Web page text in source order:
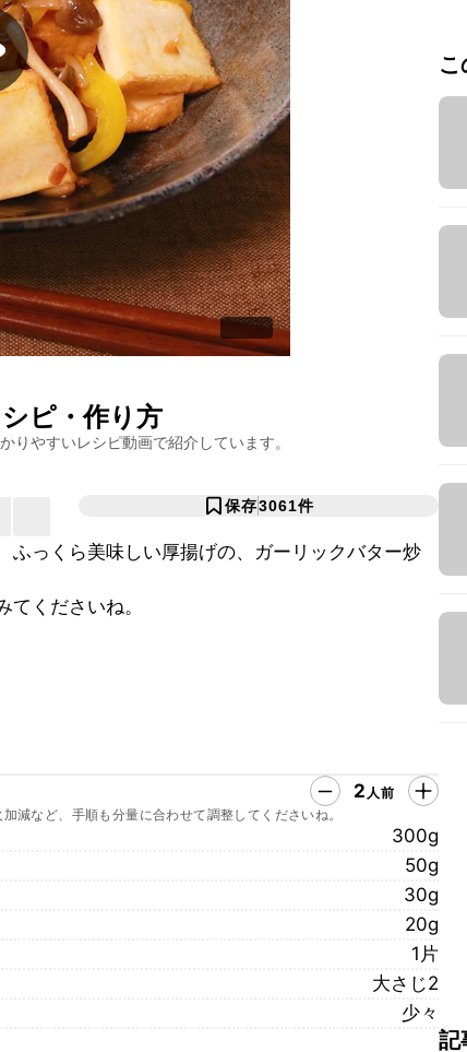
ピ・作り方
りやすいレシピ動画で紹介しています。
保存3061件
ふっくら美味しい厚揚げの、ガーリックバター炒
くださいね。
2 人前
減など、手順も分量に合わせて調整してくださいね。
300g
50g
30g
20g
1片
大さじ2
少々
記